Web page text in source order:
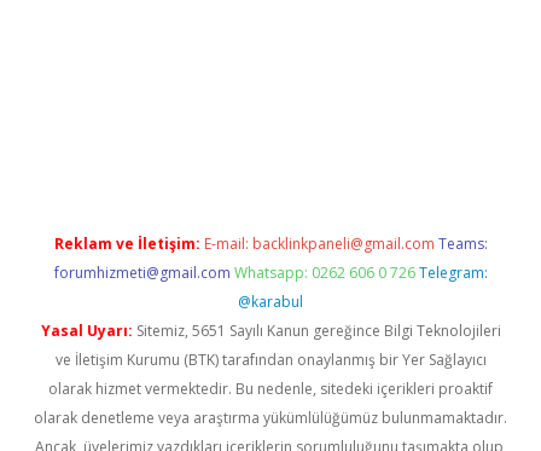
Reklam ve İletişim: E-mail: backlinkpaneli@gmail.com Teams:
forumhizmeti@gmail.com Whatsapp: 0262 606 0 726 Telegram:
@karabul
Yasal Uyarı: Sitemiz, 5651 Sayılı Kanun gereğince Bilgi Teknolojileri
ve İletişim Kurumu (BTK) tarafından onaylanmış bir Yer Sağlayıcı
olarak hizmet vermektedir. Bu nedenle, sitedeki içerikleri proaktif
olarak denetleme veya araştırma yükümlülüğümüz bulunmamaktadır.
Ancak, üyelerimiz yazdıkları içeriklerin sorumluluğunu taşımakta olup,